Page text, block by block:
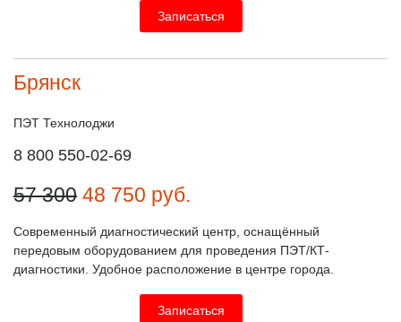
Записаться
Брянск
ПЭТ Технолоджи
8 800 550-02-69
57 300 48 750 руб.
Современный диагностический центр, оснащённый
передовым оборудованием для проведения ПЭТ/КТ-
диагностики. Удобное расположение в центре города.
Записаться